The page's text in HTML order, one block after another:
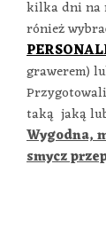
kilka dni na
rónież
grawerem)
taką jaką
Wygodna,
smycz